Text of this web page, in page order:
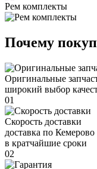
Рем комплекты
Почему
Оригинальные
широкий выбор
01
Скорость доставки
доставка по Кемерово
в кратчайшие сроки
02